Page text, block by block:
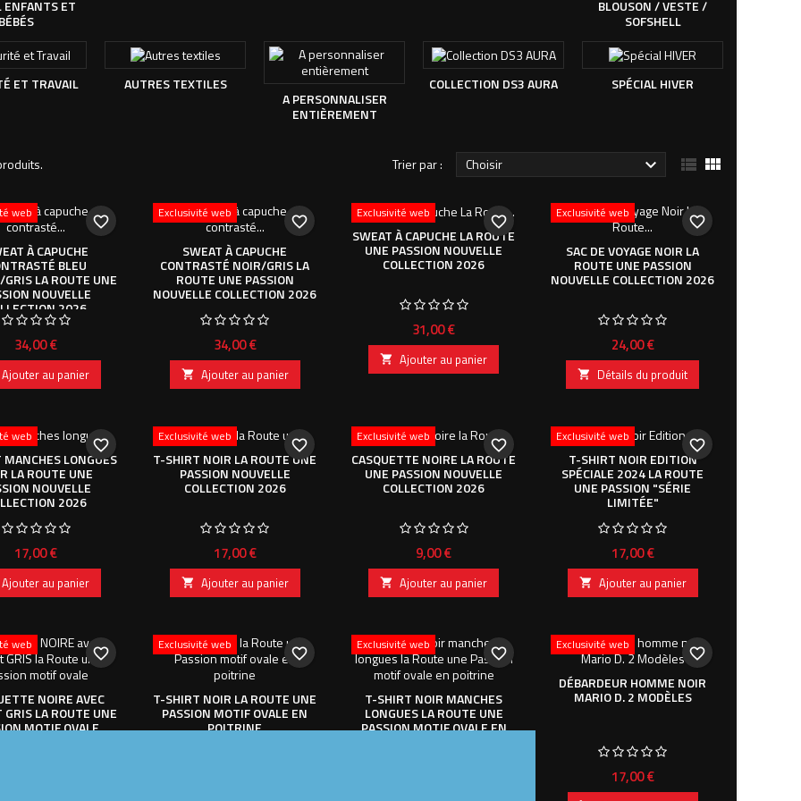
ENFANTS ET
BÉBÉS
BLOUSON / VESTE /
SOFSHELL
ET TRAVAIL AUTRES TEXTILES
A PERSONNALISER
ENTIÈREMENT
COLLECTION DS3 AURA SPÉCIAL HIVER
Trier par : Choisir   
web
À CAPUCHE
BLEU
LA ROUTE UNE
NOUVELLE
2026
Prix
34,00 €
Ajouter au panier
favorite_border
Exclusivité web
SWEAT À CAPUCHE
CONTRASTÉ NOIR/GRIS LA
ROUTE UNE PASSION
NOUVELLE COLLECTION 2026
Prix
34,00 €
 Ajouter au panier
favorite_border
Exclusivité web
SWEAT À CAPUCHE LA ROUTE
UNE PASSION NOUVELLE
COLLECTION 2026
Prix
31,00 €
 Ajouter au panier
favorite_border
Exclusivité web
SAC DE VOYAGE NOIR LA
ROUTE UNE PASSION
NOUVELLE COLLECTION 2026
Prix
24,00 €
 Détails du produit
favorite_border
web
LONGUES
LA ROUTE UNE
NOUVELLE
2026
Prix
17,00 €
Ajouter au panier
favorite_border
Exclusivité web
T-SHIRT NOIR LA ROUTE UNE
PASSION NOUVELLE
COLLECTION 2026
Prix
17,00 €
 Ajouter au panier
favorite_border
Exclusivité web
CASQUETTE NOIRE LA ROUTE
UNE PASSION NOUVELLE
COLLECTION 2026
Prix
9,00 €
 Ajouter au panier
favorite_border
Exclusivité web
T-SHIRT NOIR EDITION
SPÉCIALE 2024 LA ROUTE
UNE PASSION "SÉRIE
LIMITÉE"
Prix
17,00 €
 Ajouter au panier
favorite_border
web
NOIRE AVEC
GRIS LA ROUTE UNE
MOTIF OVALE
favorite_border
Exclusivité web
T-SHIRT NOIR LA ROUTE UNE
PASSION MOTIF OVALE EN
POITRINE
favorite_border
Exclusivité web
T-SHIRT NOIR MANCHES
LONGUES LA ROUTE UNE
PASSION MOTIF OVALE EN
favorite_border
Exclusivité web
DÉBARDEUR HOMME NOIR
MARIO D. 2 MODÈLES
Prix
17,00 €
favorite_border